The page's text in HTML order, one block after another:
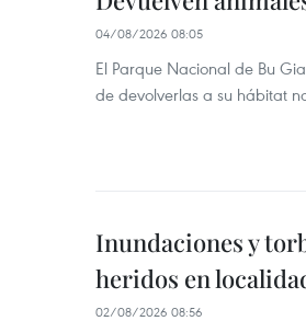
04/08/2026 08:05
El Parque Nacional de Bu
de devolverlas a su hábitat
Inundaciones y
heridos en
02/08/2026 08:56